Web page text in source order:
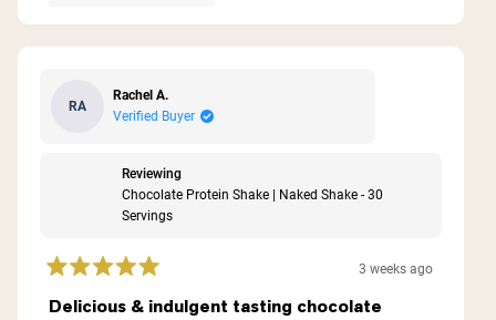
RA
Rachel A.
Verified Buyer
Reviewing
Chocolate Protein Shake | Naked Shake - 30
Servings
Rated
5
3 weeks ago
Delicious & indulgent tasting chocolate